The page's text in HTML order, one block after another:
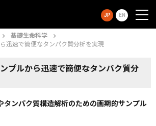
JP EN
基礎生命科学
迅速で簡便なタンパク質分析を実現
プルから迅速で簡便なタンパク質分
タンパク質構造解析のための画期的サンプル